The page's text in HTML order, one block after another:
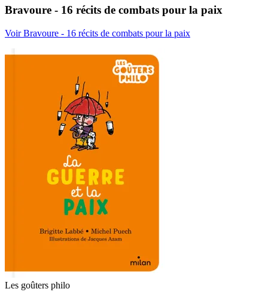
Bravoure - 16 récits de combats pour la paix
Voir Bravoure - 16 récits de combats pour la paix
Les goûters philo